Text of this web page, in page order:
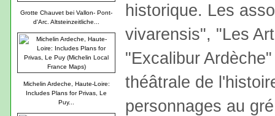
Grotte Chauvet bei Vallon- Pont-
d'Arc. Altsteinzeitliche...
Michelin Ardeche, Haute-Loire:
Includes Plans for Privas, Le
Puy...
historique. Les
vivarensis", "Les
"Excalibur
théâtrale de
personnages au